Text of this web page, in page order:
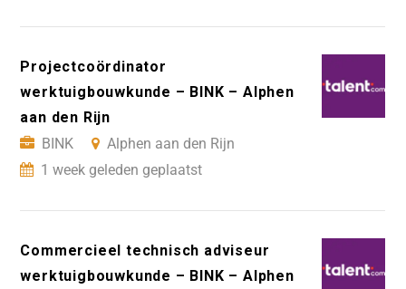
Projectcoördinator
werktuigbouwkunde – BINK – Alphen
aan den Rijn
BINK
Alphen aan den Rijn
1 week geleden geplaatst
Commercieel technisch adviseur
werktuigbouwkunde – BINK – Alphen